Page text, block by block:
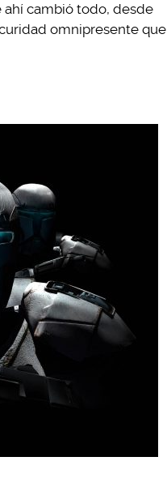
ahí cambió todo, desde
omnipresente que